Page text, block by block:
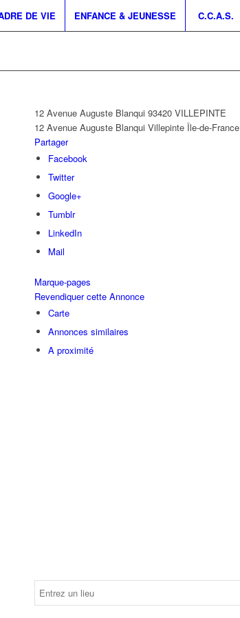
DE VIE ENFANCE & JEUNESSE C.C.A.S.
12 Avenue Auguste Blanqui 93420 VILLEPINTE
12 Avenue Auguste Blanqui Villepinte Île-de-France
Partager
Facebook
Twitter
Google+
Tumblr
LinkedIn
Mail
Marque-pages
Revendiquer cette Annonce
Carte
Annonces similaires
A proximité